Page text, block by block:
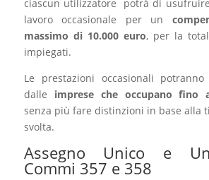
ciascun utilizzatore potrà di
lavoro occasionale per un
massimo di 10.000 euro, per la
impiegati.
Le prestazioni occasionali
dalle imprese che occupano fino
senza più fare distinzioni in base alla
svolta.
Assegno Unico e
Commi 357 e 358